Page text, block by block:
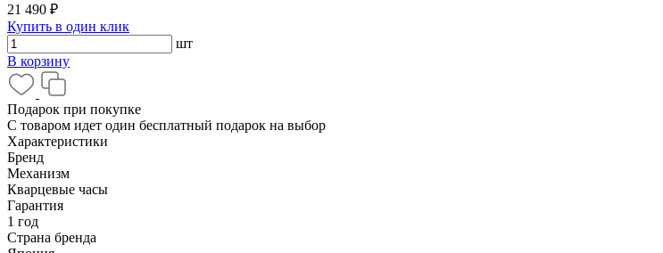
21 490 ₽
Купить в один клик
шт
В корзину
Подарок при покупке
С товаром идет один бесплатный подарок на выбор
Характеристики
Бренд
Механизм
Кварцевые часы
Гарантия
1 год
Страна бренда